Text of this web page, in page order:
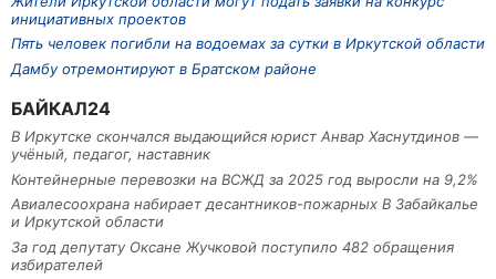
инициативных проектов
Пять человек погибли на водоемах за сутки в Иркутской области
Дамбу отремонтируют в Братском районе
БАЙКАЛ24
В Иркутске скончался выдающийся юрист Анвар Хаснутдинов —
учёный, педагог, наставник
Контейнерные перевозки на ВСЖД за 2025 год выросли на 9,2%
Авиалесоохрана набирает десантников-пожарных В Забайкалье
и Иркутской области
За год депутату Оксане Жучковой поступило 482 обращения
избирателей